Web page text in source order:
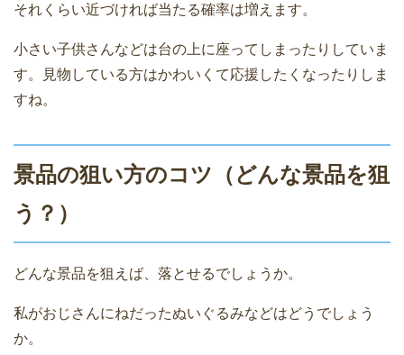
それくらい近づければ当たる確率は増えます。
小さい子供さんなどは台の上に座ってしまったりしていま
す。見物している方はかわいくて応援したくなったりしま
すね。
景品の狙い方のコツ（どんな景品を狙
う？）
どんな景品を狙えば、落とせるでしょうか。
私がおじさんにねだったぬいぐるみなどはどうでしょう
か。